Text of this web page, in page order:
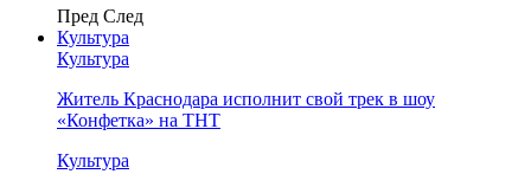
Пред След
Культура
Культура
Житель Краснодара исполнит свой трек в шоу
«Конфетка» на ТНТ
Культура